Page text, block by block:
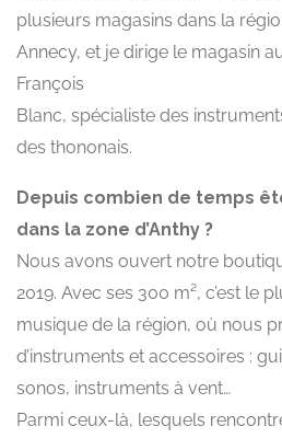
plusieurs magasins dans la
Annecy, et je dirige le magasin
François
Blanc, spécialiste des
des thononais.
Depuis combien de temps
dans la zone d’Anthy ?
Nous avons ouvert notre
2019. Avec ses 300 m², c’est le
musique de la région, où nous
d’instruments et accessoires :
sonos, instruments à vent…
Parmi ceux-là, lesquels